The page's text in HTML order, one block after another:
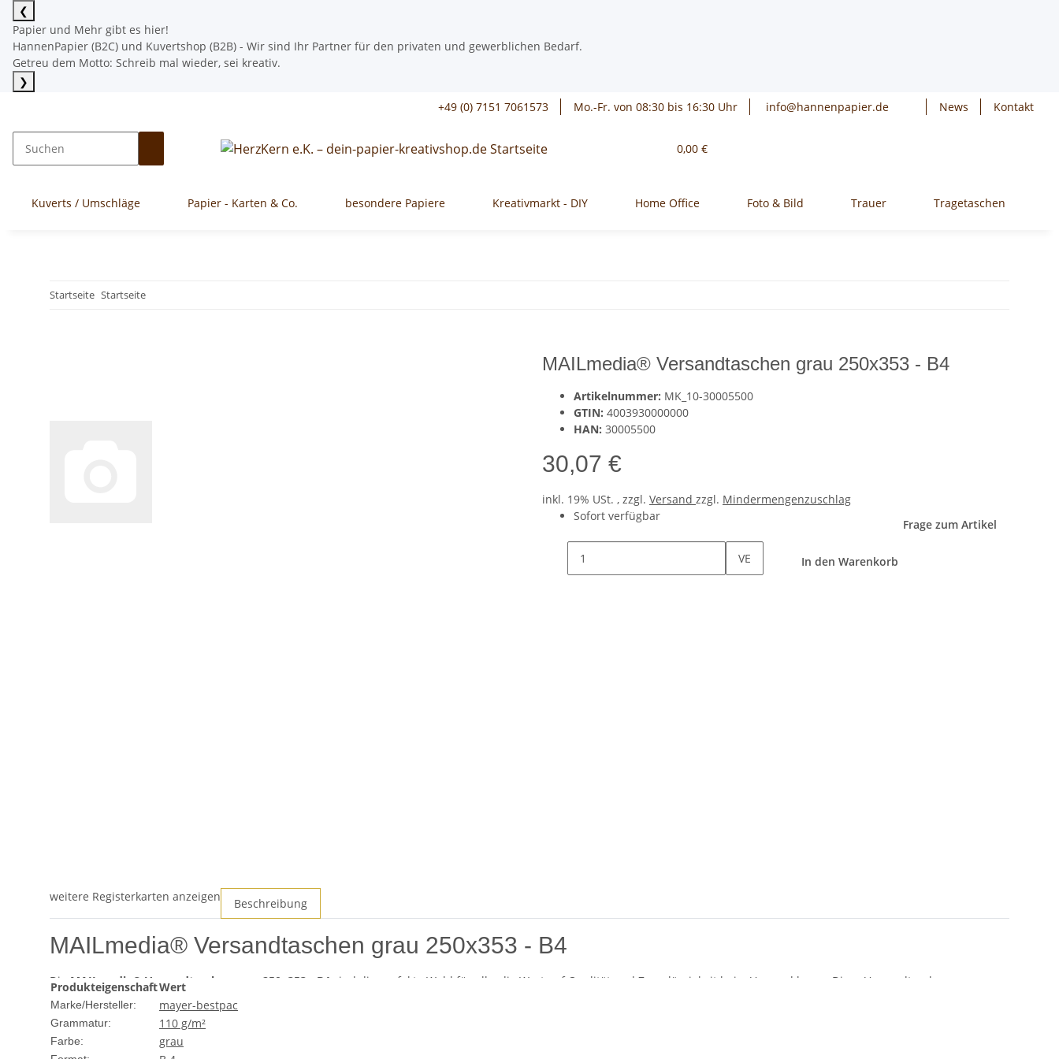
❮
Papier und Mehr gibt es hier!
HannenPapier (B2C) und Kuvertshop (B2B) - Wir sind Ihr Partner für den privaten und gewerblichen Bedarf.
Getreu dem Motto: Schreib mal wieder, sei kreativ.
❯
News
Kontakt
+49 (0) 7151 7061573 Mo.-Fr. von 08:30 bis 16:30 Uhr info@hannenpapier.de
0,00 €
Kuverts / Umschläge Papier - Karten & Co. besondere Papiere Kreativmarkt - DIY Home Office Foto & Bild Trauer Tragetaschen
Startseite Startseite
MAILmedia® Versandtaschen grau 250x353 - B4
Artikelnummer: MK_10-30005500
GTIN: 4003930000000
HAN: 30005500
30,07 €
inkl. 19% USt. , zzgl. Versand zzgl. Mindermengenzuschlag
Sofort verfügbar
Frage zum Artikel
VE In den Warenkorb
weitere Registerkarten anzeigen Beschreibung
MAILmedia® Versandtaschen grau 250x353 - B4
Die MAILmedia® Versandtaschen grau 250x353 - B4 sind die perfekte Wahl für alle, die Wert auf Qualität und Zuverlässigkeit beim Versand legen. Diese Versandtaschen
kombinieren ein ansprechendes Design mit robuster Funktionalität und sind ideal für den sicheren Versand von Dokumenten, Broschüren und kleinen Waren.
Produktmerkmale
ProdukteigenschaftWert
Marke/Hersteller: mayer-bestpac
Grammatur: 110 g/m²
Farbe: grau